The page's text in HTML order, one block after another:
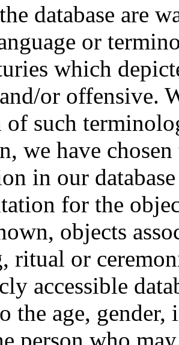
database are
or
which
or offensive.
such
we have
in our
for the
objects
ritual or
accessible
the age,
person who